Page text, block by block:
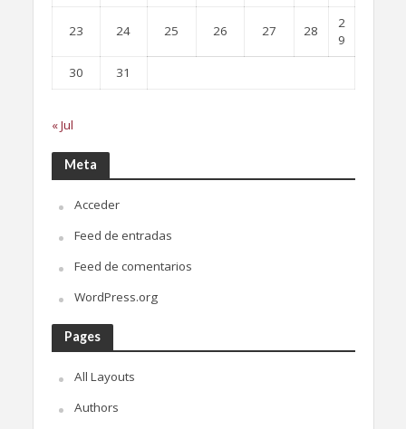
23 24 25 26 27 28
2
9
30
31
« Jul
Meta
Acceder
Feed de entradas
Feed de comentarios
WordPress.org
Pages
All Layouts
Authors